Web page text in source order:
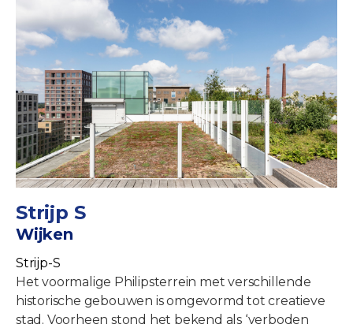
Strijp S
Wijken
Strijp-S
Het voormalige Philipsterrein met verschillende
historische gebouwen is omgevormd tot creatieve
stad. Voorheen stond het bekend als ‘verboden